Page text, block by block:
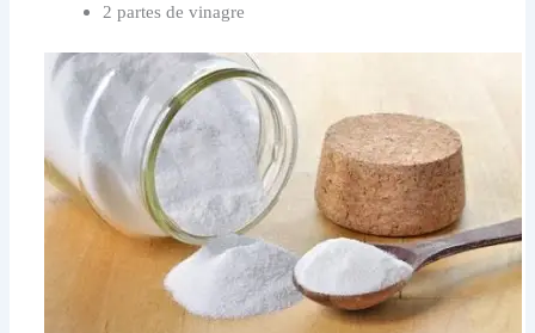
2 partes de vinagre